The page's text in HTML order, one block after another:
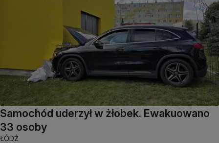
Samochód uderzył w żłobek. Ewakuowano
33 osoby
ŁÓDŹ